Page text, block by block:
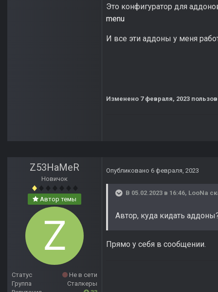
Это конфигуратор для
menu
И все эти аддоны у меня
Изменено 7 февраля, 2023
Z53HaMeR
Новичок
Автор темы
Статус
Не в сети
Группа
Сталкеры
Опубликовано 6 февраля, 2023
В 05.02.2023 в 16:46, LooNa
Автор, куда кидать
Прямо у себя в сообщении.